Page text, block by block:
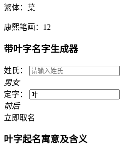
繁体： 葉
康熙笔画： 12
带叶字名字生成器
姓氏：
男女
定字：
前后
立即取名
叶字起名寓意及含义